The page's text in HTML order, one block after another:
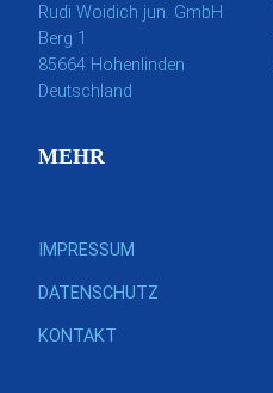
Rudi Woidich jun. GmbH
Berg 1
85664 Hohenlinden
Deutschland
MEHR
IMPRESSUM
DATENSCHUTZ
KONTAKT